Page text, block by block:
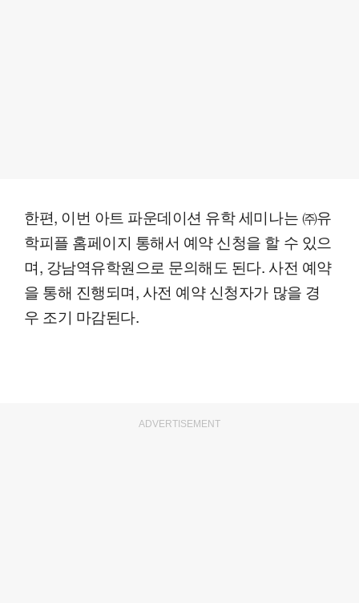
한편, 이번 아트 파운데이션 유학 세미나는 ㈜유
학피플 홈페이지 통해서 예약 신청을 할 수 있으
며, 강남역유학원으로 문의해도 된다. 사전 예약
을 통해 진행되며, 사전 예약 신청자가 많을 경
우 조기 마감된다.
ADVERTISEMENT